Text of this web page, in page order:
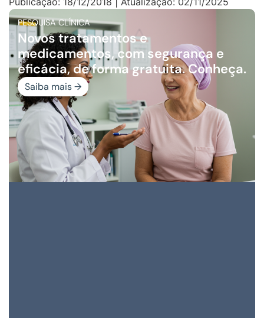
PESQUISA CLÍNICA
Novos tratamentos e
medicamentos, com segurança e
eficácia, de forma gratuita. Conheça.
Saiba mais →